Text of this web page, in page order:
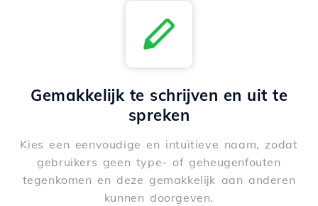
Gemakkelijk te schrijven en uit te
spreken
Kies een eenvoudige en intuïtieve naam, zodat
gebruikers geen type- of geheugenfouten
tegenkomen en deze gemakkelijk aan anderen
kunnen doorgeven.